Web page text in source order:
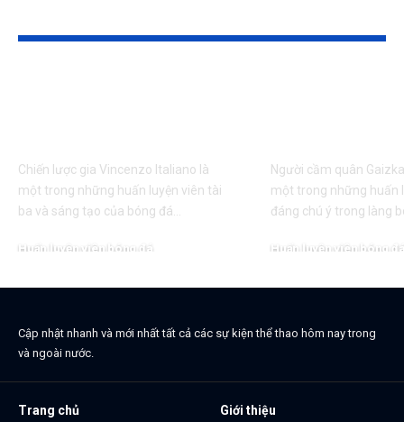
Chiến lược gia Vincenzo Italiano là
một trong những huấn luyện viên tài
ba và sáng tạo của bóng đá…
Huấn luyện viên bóng đá
Người cầm quân
một trong những huấn
đáng chú ý trong làng
Huấn luyện viên bóng
Cập nhật nhanh và mới nhất tất cả các sự kiện thể thao hôm nay trong
và ngoài nước.
Trang chủ
Giới thiệu